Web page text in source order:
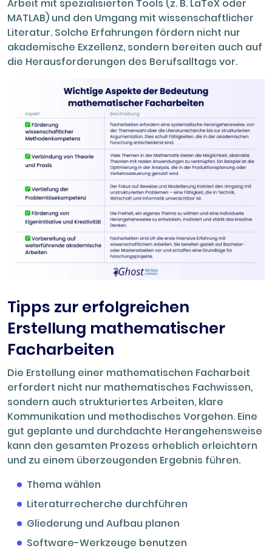
Arbeit mit spezialisierten Tools (z. B. LaTeX oder
MATLAB) und den Umgang mit wissenschaftlicher
Literatur. Solche Erfahrungen fördern nicht nur
akademische Exzellenz, sondern bereiten auch auf
die Herausforderungen des Berufsalltags vor.
Tipps zur erfolgreichen
Erstellung mathematischer
Facharbeiten
Die Erstellung einer mathematischen Facharbeit
erfordert nicht nur mathematisches Fachwissen,
sondern auch strukturiertes Arbeiten, klare
Kommunikation und methodisches Vorgehen. Eine
gut geplante und durchdachte Herangehensweise
kann den gesamten Prozess erheblich erleichtern
und zu einem überzeugenden Ergebnis führen.
Thema wählen
Literaturrecherche durchführen
Gliederung und Aufbau planen
Software-Werkzeuge benutzen